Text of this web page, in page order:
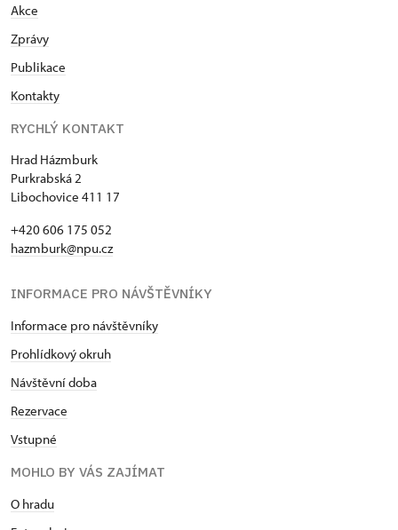
Akce
Zprávy
Publikace
Kontakty
RYCHLÝ KONTAKT
Hrad Házmburk
Purkrabská 2
Libochovice 411 17
+420 606 175 052
hazmburk@npu.cz
INFORMACE PRO NÁVŠTĚVNÍKY
Informace pro návštěvníky
Prohlídkový okruh
Návštěvní doba
Rezervace
Vstupné
MOHLO BY VÁS ZAJÍMAT
O hradu